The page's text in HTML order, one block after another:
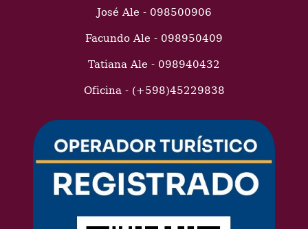
José Ale - 098500906
Facundo Ale - 098950409
Tatiana Ale - 098940432
Oficina - (+598)45229838